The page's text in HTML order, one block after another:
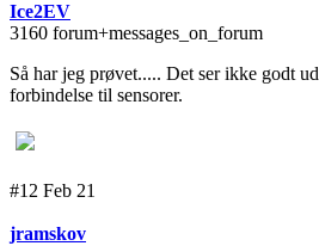
Ice2EV
3160 forum+messages_on_forum
Så har jeg prøvet..... Det ser ikke godt
forbindelse til sensorer.
#12 Feb 21
jramskov